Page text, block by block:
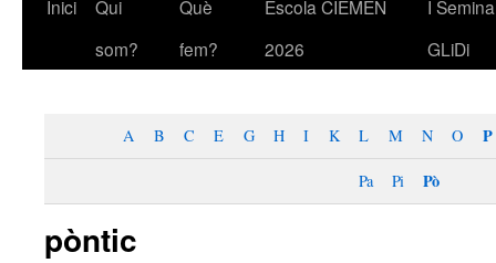
Inici
Qui
som?
Què
fem?
Escola CIEMEN
2026
I
GLiDi
A B C E G H I K L M N O P
Pa Pi Pò
pòntic